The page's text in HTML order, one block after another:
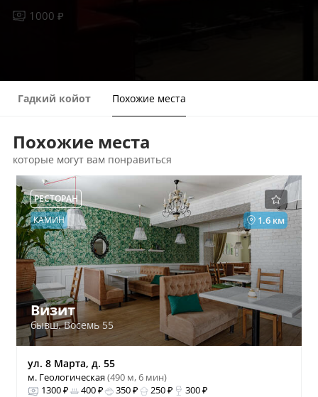
1000 ₽
Гадкий койот Похожие места
Похожие места
которые могут вам понравиться
РЕСТОРАН
1.6 км
КАМИН
Визит
бывш. Восемь 55
ул. 8 Марта, д. 55
м. Геологическая(490 м, 6 мин)
1300 ₽
400 ₽ 350 ₽ 250 ₽ 300 ₽